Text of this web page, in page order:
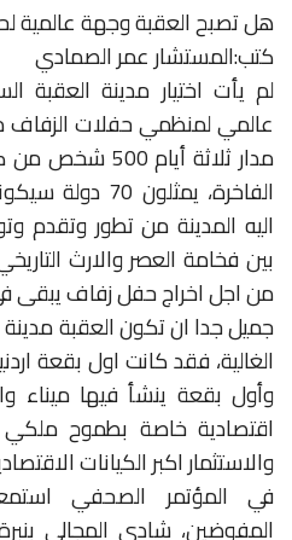
هل تصبح العقبة وجهة عالمية
كتب:المستشار عمر الصمادي
لم يأت اختيار مدينة العقبة
عالمي لمنظمي حفلات الزفاف
مدار ثلاثة
الفاخرة،
اليه المدينة من تطور وتقدم
بين فخامة العصر والارث
من اجل اخراج حفل زفاف يبقى
جميل جدا ان تكون العقبة مدينة
الغالية، فقد كانت اول بقعة
وأول بقعة ينشأ فيها ميناء
اقتصادية خاصة بطموح
والاستثمار اكبر الكيانات
في المؤتمر الصحفي
المفوضين، شادي المجالي